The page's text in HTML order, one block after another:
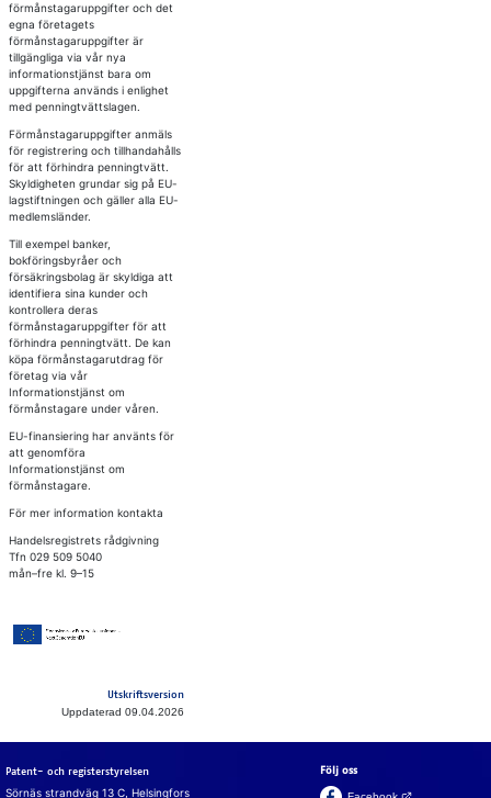
förmånstagaruppgifter och det
egna företagets
förmånstagaruppgifter är
tillgängliga via vår nya
informationstjänst bara om
uppgifterna används i enlighet
med penningtvättslagen.
Förmånstagaruppgifter anmäls
för registrering och tillhandahålls
för att förhindra penningtvätt.
Skyldigheten grundar sig på EU-
lagstiftningen och gäller alla EU-
medlemsländer.
Till exempel banker,
bokföringsbyråer och
försäkringsbolag är skyldiga att
identifiera sina kunder och
kontrollera deras
förmånstagaruppgifter för att
förhindra penningtvätt. De kan
köpa förmånstagarutdrag för
företag via vår
Informationstjänst om
förmånstagare under våren.
EU-finansiering har använts för
att genomföra
Informationstjänst om
förmånstagare.
För mer information kontakta
Handelsregistrets rådgivning
Tfn 029 509 5040
mån–fre kl. 9–15
Utskriftsversion
Uppdaterad 09.04.2026
Patent- och registerstyrelsen
Sörnäs strandväg 13 C, Helsingfors
Följ oss
(Öppnas i en ny